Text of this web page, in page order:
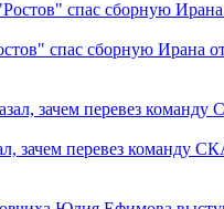
спас сборную Ирана
зачем перевез команду